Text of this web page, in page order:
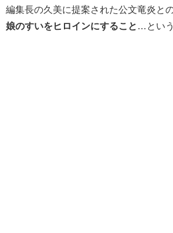
編集長の久美に提案された公文竜炎と
娘のすいをヒロインにすること
…とい